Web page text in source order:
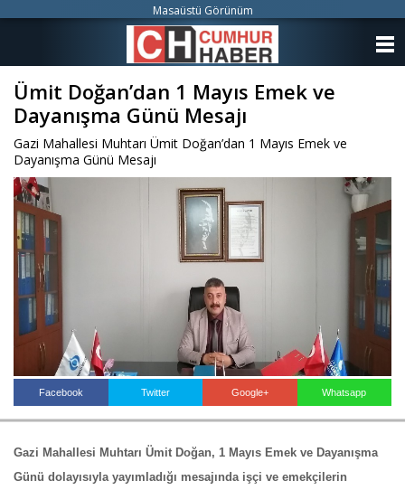
Ümit Doğan’dan 1 Mayıs Emek ve
Dayanışma Günü Mesajı
Gazi Mahallesi Muhtarı Ümit Doğan’dan 1 Mayıs Emek ve
Dayanışma Günü Mesajı
Facebook Twitter Google+ Whatsapp
Gazi Mahallesi Muhtarı Ümit Doğan, 1 Mayıs Emek ve Dayanışma
Günü dolayısıyla yayımladığı mesajında işçi ve emekçilerin
Masaüstü Görünüm
KATEGORİLER
İLETİŞİM
Haberin Doğru Adresi.